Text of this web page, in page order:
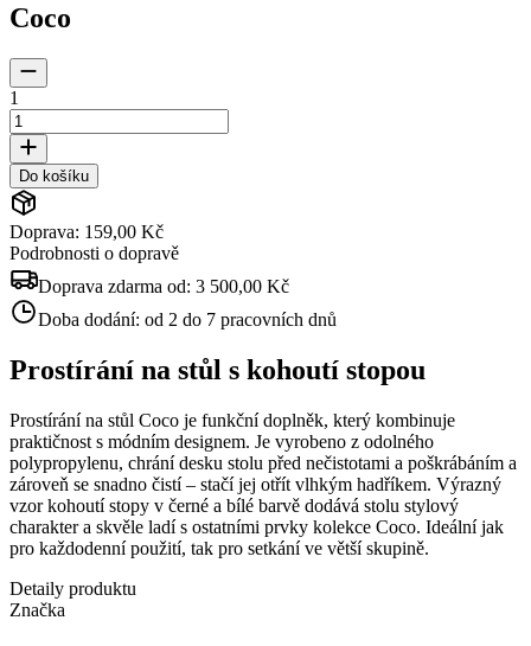
Coco
1
Do košíku
Doprava: 159,00 Kč
Podrobnosti o dopravě
Doprava zdarma od: 3 500,00 Kč
Doba dodání: od 2 do 7 pracovních dnů
Prostírání na stůl s kohoutí stopou
Prostírání na stůl Coco je funkční doplněk, který kombinuje
praktičnost s módním designem. Je vyrobeno z odolného
polypropylenu, chrání desku stolu před nečistotami a poškrábáním a
zároveň se snadno čistí – stačí jej otřít vlhkým hadříkem. Výrazný
vzor kohoutí stopy v černé a bílé barvě dodává stolu stylový
charakter a skvěle ladí s ostatními prvky kolekce Coco. Ideální jak
pro každodenní použití, tak pro setkání ve větší skupině.
Detaily produktu
Značka